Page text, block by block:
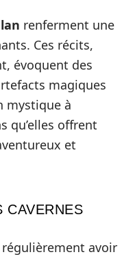
renferment une
Ces récits,
évoquent des
magiques
mystique à
qu’elles offrent
et
CAVERNES
avoir